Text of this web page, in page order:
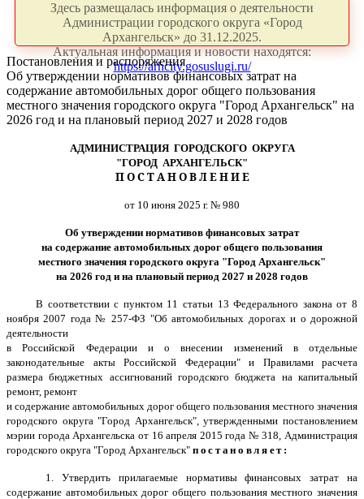
Здесь размещалась информация о деятельности
Администрации городского округа «Город
Архангельск» до 31.12.2025.
Актуальная информация и новости находятся:
https://arhcity.gosuslugi.ru/
Постановления и распоряжения
Об утверждении нормативов финансовых затрат на
содержание автомобильных дорог общего пользования
местного значения городского округа "Город Архангельск" на
2026 год и на плановый период 2027 и 2028 годов
АДМИНИСТРАЦИЯ ГОРОДСКОГО ОКРУГА
"ГОРОД АРХАНГЕЛЬСК"
П О С Т А Н О В Л Е Н И Е
от 10 июня 2025 г. № 980
Об утверждении нормативов финансовых затрат
на содержание автомобильных дорог общего пользования
местного значения городского округа "Город Архангельск"
на 2026 год и на плановый период 2027 и 2028 годов
В соответствии с пунктом 11 статьи 13 Федерального закона от 8
ноября 2007 года № 257-ФЗ "Об автомобильных дорогах и о дорожной
деятельности
в Российской Федерации и о внесении изменений в отдельные
законодательные акты Российской Федерации" и Правилами расчета
размера бюджетных ассигнований городского бюджета на капитальный
ремонт, ремонт
и содержание автомобильных дорог общего пользования местного значения
городского округа "Город Архангельск", утвержденными постановлением
мэрии города Архангельска от 16 апреля 2015 года № 318, Администрация
городского округа "Город Архангельск" постановляет:
1. Утвердить прилагаемые нормативы финансовых затрат на
содержание автомобильных дорог общего пользования местного значения